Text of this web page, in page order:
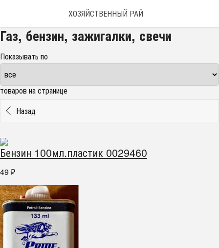
ХОЗЯЙСТВЕННЫЙ РАЙ
Газ, бензин, зажигалки, свечи
Показывать по
товаров на странице
Назад
Бензин 100мл.пластик 0029460
49 ₽